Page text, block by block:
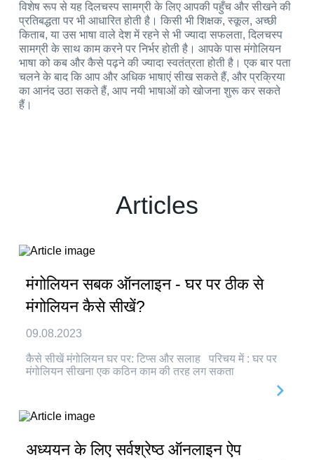
विशेष रूप से यह दिलचस्प सामग्री के लिए आपकी पहुँच और सीखने की
प्रतिबद्धता पर भी आधारित होती है। किसी भी शिक्षक, स्कूल, अच्छी
किताब, या उस भाषा वाले देश में रहने से भी ज्यादा सफलता, दिलचस्प
सामग्री के साथ काम करने पर निर्भर होती है। आपके पास मंगोलियन
भाषा को कब और कैसे पढ़ने की ज्यादा स्वतंत्रता होती है। एक बार पता
चलने के बाद कि आप और अधिक भाषाएं सीख सकते हैं, और प्रक्रिया
का आनंद उठा सकते हैं, आप नयी भाषाओं को खोजना शुरू कर सकते
हैं।
Articles
मंगोलियन सबक ऑनलाइन - घर पर ठीक से
मंगोलियन कैसे सीखें?
09.08.2023
कैसे सीखें मंगोलियन घर पर: टिप्स और सलाह परिचय में : घर पर
मंगोलियन सीखना एक कठिन काम की तरह लग सकता
अध्ययन के लिए सर्वश्रेष्ठ ऑनलाइन ऐप